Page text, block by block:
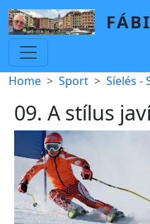
Skip to main content
Breadcrumb
Home Sport Síelés -
09. A stílus